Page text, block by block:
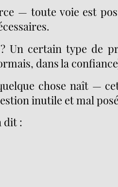
— toute voie est
Un certain type de
dans la
chose naît —
inutile et mal
dit :